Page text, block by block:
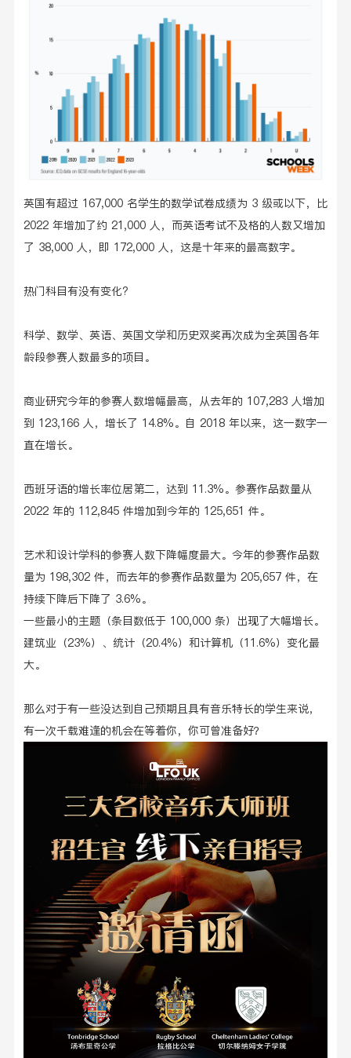
英国有超过 167,000 名学生的数学试卷成绩为 3 级或以下，比
2022 年增加了约 21,000 人，而英语考试不及格的人数又增加
了 38,000 人，即 172,000 人，这是十年来的最高数字。
热门科目有没有变化?
科学、数学、英语、英国文学和历史双奖再次成为全英国各年
龄段参赛人数最多的项目。
商业研究今年的参赛人数增幅最高，从去年的 107,283 人增加
到 123,166 人，增长了 14.8%。自 2018 年以来，这一数字一
直在增长。
西班牙语的增长率位居第二，达到 11.3%。参赛作品数量从
2022 年的 112,845 件增加到今年的 125,651 件。
艺术和设计学科的参赛人数下降幅度最大。今年的参赛作品数
量为 198,302 件，而去年的参赛作品数量为 205,657 件，在
持续下降后下降了 3.6%。
一些最小的主题（条目数低于 100,000 条）出现了大幅增长。
建筑业（23%）、统计（20.4%）和计算机（11.6%）变化最
大。
那么对于有一些没达到自己预期且具有音乐特长的学生来说，
有一次千载难逢的机会在等着你，你可曾准备好？